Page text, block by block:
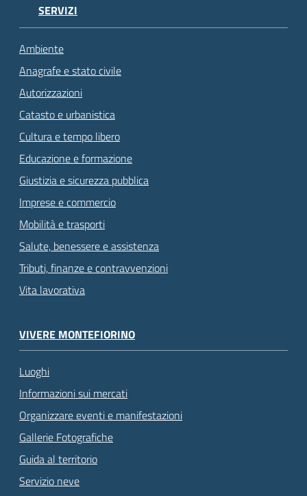
SERVIZI
Ambiente
Anagrafe e stato civile
Autorizzazioni
Catasto e urbanistica
Cultura e tempo libero
Educazione e formazione
Giustizia e sicurezza pubblica
Imprese e commercio
Mobilità e trasporti
Salute, benessere e assistenza
Tributi, finanze e contravvenzioni
Vita lavorativa
VIVERE MONTEFIORINO
Luoghi
Informazioni sui mercati
Organizzare eventi e manifestazioni
Gallerie Fotografiche
Guida al territorio
Servizio neve